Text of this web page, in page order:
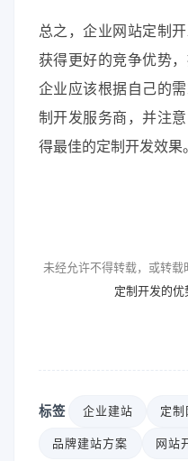
总之，企业网站定制
获得更好的竞争优势
企业应该根据自己的
制开发服务商，并注
得最佳的定制开发效果。
未经允许不得转载，或转
定制开发的
标签 企业建站 定制
品牌建站方案 网站